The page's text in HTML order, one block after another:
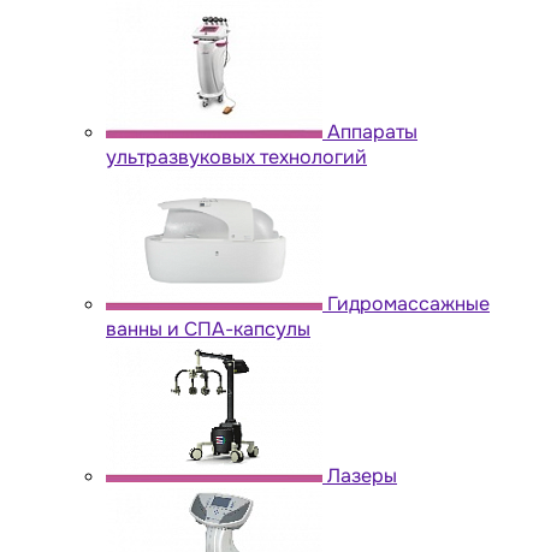
Аппараты
ультразвуковых технологий
Гидромассажные
ванны и СПА-капсулы
Лазеры